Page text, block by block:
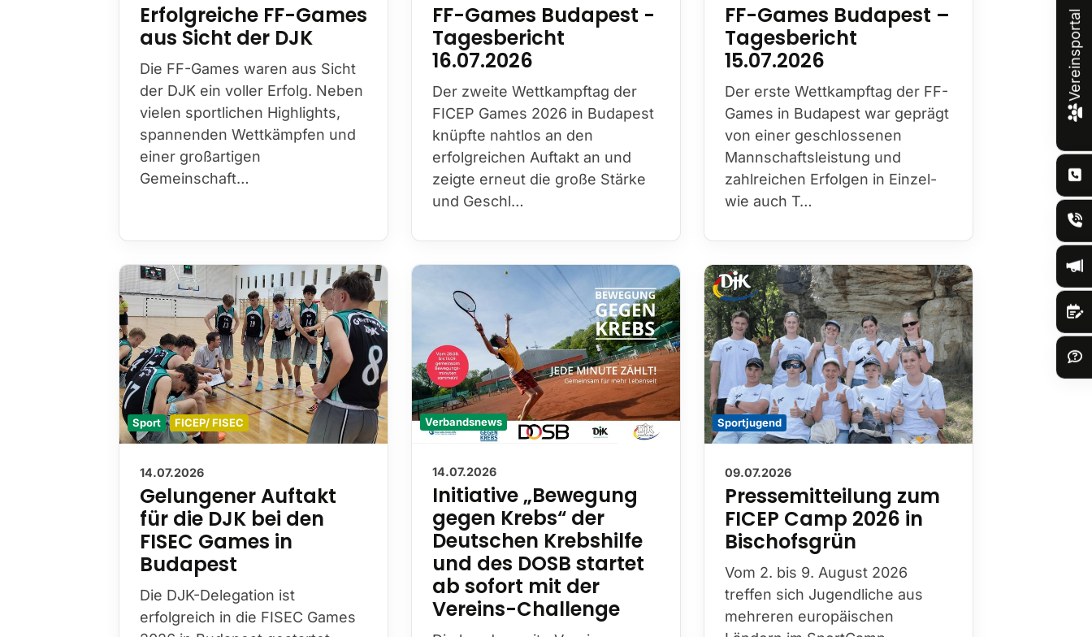
Erfolgreiche FF-Games
aus Sicht der DJK
Die FF-Games waren aus Sicht
der DJK ein voller Erfolg. Neben
vielen sportlichen Highlights,
spannenden Wettkämpfen und
einer großartigen
Gemeinschaft…
FF-Games Budapest -
Tagesbericht
16.07.2026
Der zweite Wettkampftag der
FICEP Games 2026 in Budapest
knüpfte nahtlos an den
erfolgreichen Auftakt an und
zeigte erneut die große Stärke
und Geschl…
FF-Games Budapest –
Tagesbericht
15.07.2026
Der erste Wettkampftag der FF-
Games in Budapest war geprägt
von einer geschlossenen
Mannschaftsleistung und
zahlreichen Erfolgen in Einzel-
wie auch T…
Sport FICEP/ FISEC
14.07.2026
Gelungener Auftakt
für die DJK bei den
FISEC Games in
Budapest
Die DJK-Delegation ist
erfolgreich in die FISEC Games
Verbandsnews
14.07.2026
Initiative „Bewegung
gegen Krebs“ der
Deutschen Krebshilfe
und des DOSB startet
ab sofort mit der
Vereins-Challenge
Sportjugend
09.07.2026
Pressemitteilung zum
FICEP Camp 2026 in
Bischofsgrün
Vom 2. bis 9. August 2026
treffen sich Jugendliche aus
mehreren europäischen
Vereinsportal